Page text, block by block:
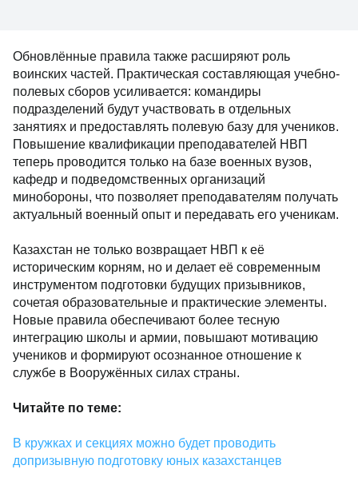
Обновлённые правила также расширяют роль
воинских частей. Практическая составляющая учебно-
полевых сборов усиливается: командиры
подразделений будут участвовать в отдельных
занятиях и предоставлять полевую базу для учеников.
Повышение квалификации преподавателей НВП
теперь проводится только на базе военных вузов,
кафедр и подведомственных организаций
минобороны, что позволяет преподавателям получать
актуальный военный опыт и передавать его ученикам.
Казахстан не только возвращает НВП к её
историческим корням, но и делает её современным
инструментом подготовки будущих призывников,
сочетая образовательные и практические элементы.
Новые правила обеспечивают более тесную
интеграцию школы и армии, повышают мотивацию
учеников и формируют осознанное отношение к
службе в Вооружённых силах страны.
Читайте по теме:
В кружках и секциях можно будет проводить
допризывную подготовку юных казахстанцев